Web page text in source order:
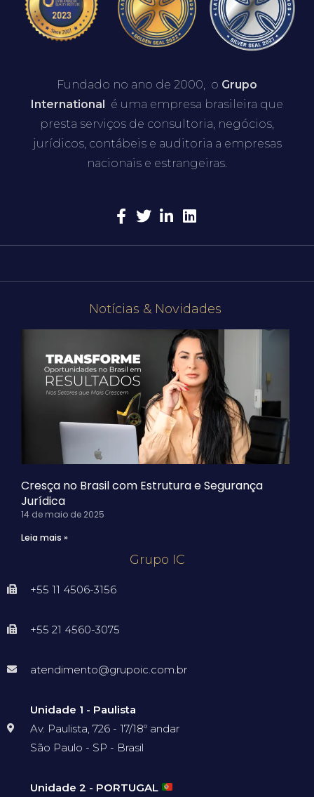
Fundado no ano de 2000, o Grupo
International é uma empresa brasileira que
presta serviços de consultoria, negócios,
jurídicos, contábeis e auditoria a empresas
nacionais e estrangeiras.
Grupo IC
+55 11 4506-3156
+55 21 4560-3075
atendimento@grupoic.com.br
Unidade 1 - Paulista
Av. Paulista, 726 - 17/18º andar
São Paulo - SP - Brasil
Unidade 2 - PORTUGAL
Notícias & Novidades
Cresça no Brasil com Estrutura e Segurança
Jurídica
14 de maio de 2025
Leia mais »